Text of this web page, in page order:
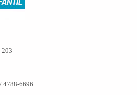
203
4788-6696